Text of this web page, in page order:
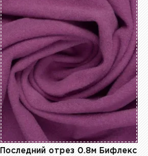
Последний отрез 0.8м Бифлекс